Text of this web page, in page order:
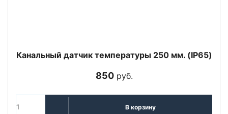
Канальный датчик температуры 250 мм. (IP65)
850руб.
В корзину